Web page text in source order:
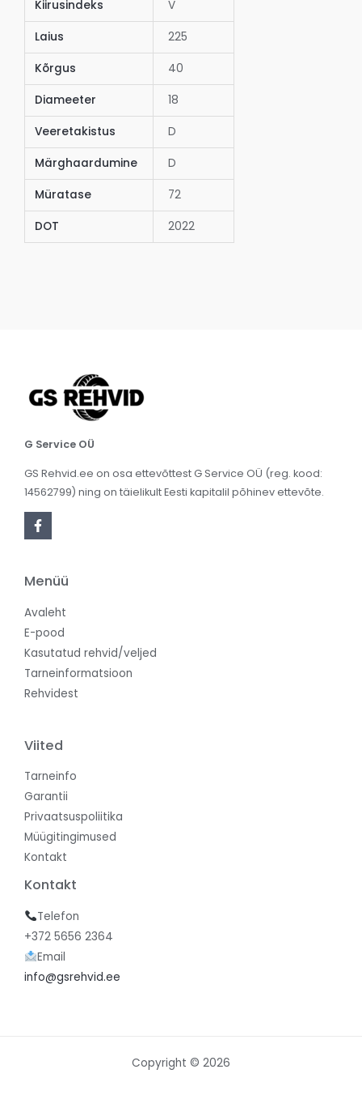
Kiirusindeks V
Laius 225
Kõrgus 40
Diameeter 18
Veeretakistus D
Märghaardumine D
Müratase 72
DOT 2022
G Service OÜ
GS Rehvid.ee on osa ettevõttest G Service OÜ (reg. kood:
14562799) ning on täielikult Eesti kapitalil põhinev ettevõte.
Menüü
Avaleht
E-pood
Kasutatud rehvid/veljed
Tarneinformatsioon
Rehvidest
Viited
Tarneinfo
Garantii
Privaatsuspoliitika
Müügitingimused
Kontakt
Kontakt
Telefon
+372 5656 2364
Email
info@gsrehvid.ee
Copyright © 2026